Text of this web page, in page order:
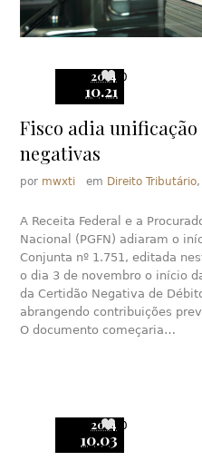
2014
10.21
0
Fisco adia unificação
negativas
por mwxti em Direito Tributário,
A Receita Federal e a
Nacional (PGFN) adiaram o
Conjunta nº 1.751, editada
o dia 3 de novembro o início
da Certidão Negativa de
abrangendo contribuições
O documento começaria…
2014
10.03
0